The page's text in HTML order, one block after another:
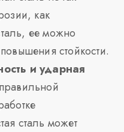
как
ее можно
стойкости.
и ударная
сталь может